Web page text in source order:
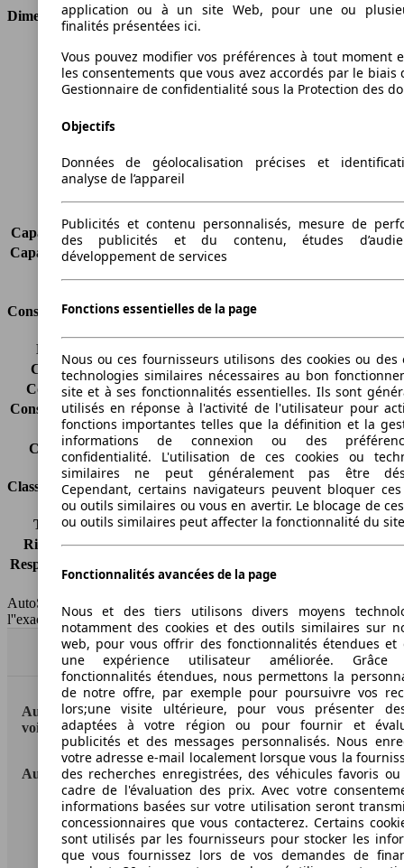
Dimensions
Longueur
4406 mm
Hauteur
1822 mm
Largeur
1794 mm
Poids maximum
Charge maximale
719 kg
Portes
Capacité de remorquage (sans freins) 730 kg
Capacité de remorquage (avec freins)
Consommation
Émissions de CO2*
Consommation (ville)
8.0 l/100km
Consommation (route)
5.6 l/100km
Consommation (combinée)* 6.4 l/100km
Classe d'émissions
Euro 5
Capacité du réservoir
60 l
Classes d'assurance
Tous risques
-
Risques partiels
-
Responsabilité civile
HSN/TSN
n.c./n.c.
AutoScout24 France SAS décline toute responsabilité concernant
l''exactitude des indications fournies.
Haut
AutoScout24: la plus grande plateforme en ligne de
voitures en Europe
AutoScout24
A propos d'AutoScout24
Conditions d'utilisation
application ou à un site Web, pour une ou
finalités présentées ici.
Vous pouvez modifier vos préférences à tout moment
les consentements que vous avez accordés par le biais
Gestionnaire de confidentialité sous la Protection des
Objectifs
Données de géolocalisation précises et
analyse de l’appareil
Publicités et contenu personnalisés, mesure de
des publicités et du contenu, études
développement de services
Fonctions essentielles de la page
Nous ou ces fournisseurs utilisons des cookies ou des
technologies similaires nécessaires au bon
site et à ses fonctionnalités essentielles. Ils sont
utilisés en réponse à l'activité de l'utilisateur pour
fonctions importantes telles que la définition et la
informations de connexion ou des
confidentialité. L'utilisation de ces cookies ou
similaires ne peut généralement pas être
Cependant, certains navigateurs peuvent bloquer ces
ou outils similaires ou vous en avertir. Le blocage de
ou outils similaires peut affecter la fonctionnalité du
Fonctionnalités avancées de la page
Nous et des tiers utilisons divers moyens
notamment des cookies et des outils similaires sur
web, pour vous offrir des fonctionnalités étendues et
une expérience utilisateur améliorée.
fonctionnalités étendues, nous permettons la
de notre offre, par exemple pour poursuivre vos
lors;une visite ultérieure, pour vous présenter
adaptées à votre région ou pour fournir et
publicités et des messages personnalisés. Nous
votre adresse e-mail localement lorsque vous la
des recherches enregistrées, des véhicules favoris
cadre de l'évaluation des prix. Avec votre
informations basées sur votre utilisation seront
concessionnaires que vous contacterez. Certains
sont utilisés par les fournisseurs pour stocker les
que vous fournissez lors de vos demandes de